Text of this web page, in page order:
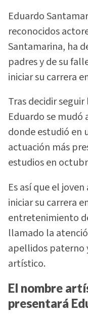
Eduardo
reconocidos
Santamarina, ha
padres y de su
iniciar su carrera
Tras decidir
Eduardo se mudó
donde estudió en
actuación más
estudios en
Es así que el
iniciar su carrera
entretenimiento
llamado la
apellidos paterno
artístico.
El nombre
presentará